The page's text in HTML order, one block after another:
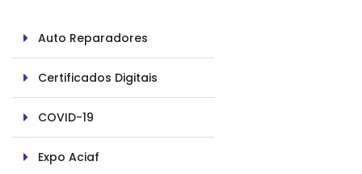
Auto Reparadores
Certificados Digitais
COVID-19
Expo Aciaf